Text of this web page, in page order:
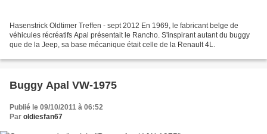
Hasenstrick Oldtimer Treffen - sept 2012 En 1969, le fabricant belge de
véhicules récréatifs Apal présentait le Rancho. S'inspirant autant du buggy
que de la Jeep, sa base mécanique était celle de la Renault 4L.
Buggy Apal VW-1975
Publié le 09/10/2011 à 06:52
Par oldiesfan67